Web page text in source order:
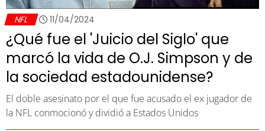
NFL 11/04/2024
¿Qué fue el 'Juicio del Siglo' que
marcó la vida de O.J. Simpson y de
la sociedad estadounidense?
El doble asesinato por el que fue acusado el ex jugador de
la NFL conmocionó y dividió a Estados Unidos